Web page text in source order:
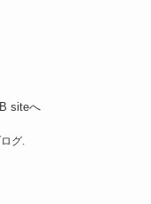
siteへ
グ.